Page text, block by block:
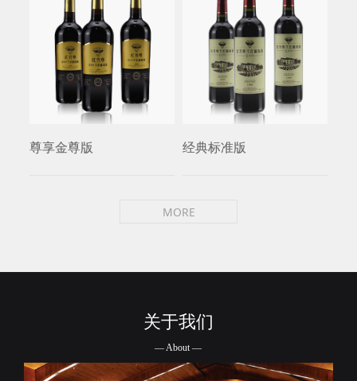
尊享金尊版 经典标准版
MORE
关于我们
— About —